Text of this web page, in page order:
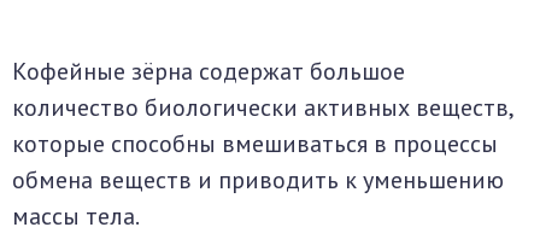
Кофейные зёрна содержат большое
количество биологически активных веществ,
которые способны вмешиваться в процессы
обмена веществ и приводить к уменьшению
массы тела.